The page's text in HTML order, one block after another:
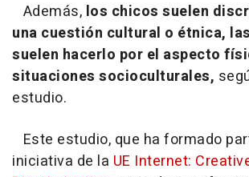
Además, los chicos suelen
una cuestión cultural o étnica,
suelen hacerlo por el aspecto
situaciones socioculturales,
estudio.
Este estudio, que ha formado
iniciativa de la UE Internet: